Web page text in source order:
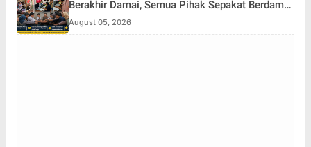
Berakhir Damai, Semua Pihak Sepakat Berdamai
dan Perkuat Pembinaan
August 05, 2026